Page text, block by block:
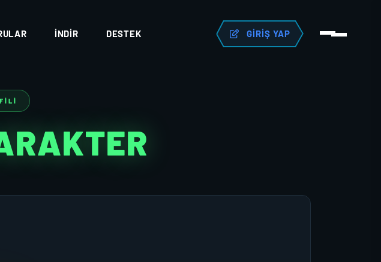
İNDIR DESTEK GIRIŞ YAP